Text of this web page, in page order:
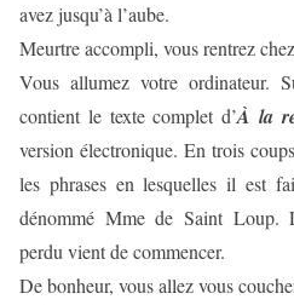
avez jusqu’à l’aube.
Meurtre accompli, vous rentrez
Vous allumez votre ordinateur.
contient le texte complet d’À la
version électronique. En trois
les phrases en lesquelles il est
dénommé Mme de Saint Loup.
perdu vient de commencer.
De bonheur, vous allez vous